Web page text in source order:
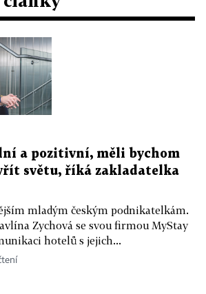
a pozitivní, měli bychom
světu, říká zakladatelka
mladým českým podnikatelkám.
Zychová se svou firmou MyStay
hotelů s jejich...